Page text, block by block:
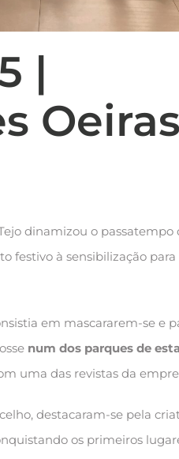
|
Oeiras
dinamizou o passatempo
festivo à sensibilização
em mascararem-se e
num dos parques de
uma das revistas da
destacaram-se pela
os primeiros